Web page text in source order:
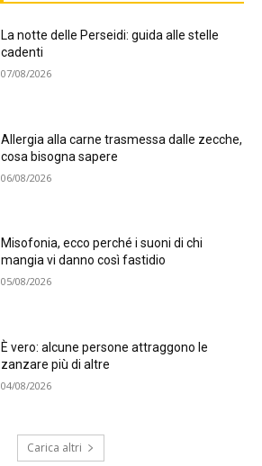
La notte delle Perseidi: guida alle stelle
cadenti
07/08/2026
Allergia alla carne trasmessa dalle zecche,
cosa bisogna sapere
06/08/2026
Misofonia, ecco perché i suoni di chi
mangia vi danno così fastidio
05/08/2026
È vero: alcune persone attraggono le
zanzare più di altre
04/08/2026
Carica altri